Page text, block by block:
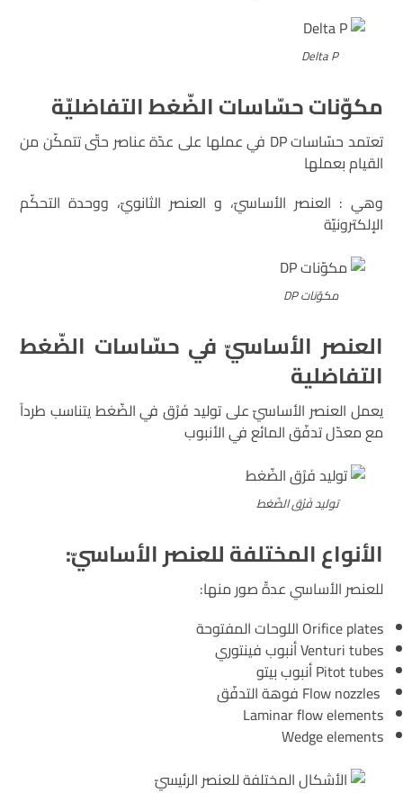
Delta P
مكوّنات حسّاسات الضّغط التفاضليّة
تعتمد حسّاسات DP في عملها على عدّة عناصر حتّى تتمكّن من
القيام بعملها
وهي : العنصر الأساسيّ، و العنصر الثانويّ، ووحدة التحكّم
الإلكترونيّة
مكوّنات DP
العنصر الأساسيّ في حسّاسات الضّغط
التفاضلية
يعمل العنصر الأساسيّ على توليد فَرْق في الضّغط يتناسب طرداً
مع معدّل تدفّق المائع في الأنبوب
توليد فَرْق الضّغط
الأنواع المختلفة للعنصر الأساسيّ:
للعنصر الأساسي عدةّ صور منها:
Orifice plates اللوحات المفتوحة
Venturi tubes أنبوب فينتوري
Pitot tubes أنبوب بيتو
Flow nozzles فوهة التدفّق
Laminar flow elements
Wedge elements